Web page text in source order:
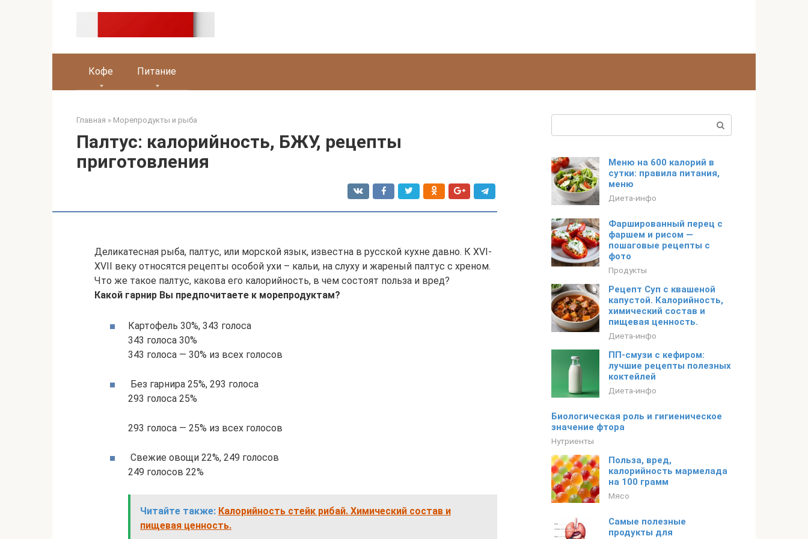
Кофе Питание
Главная » Морепродукты и рыба
Палтус: калорийность, БЖУ, рецепты
приготовления
Деликатесная рыба, палтус, или морской язык, известна в русской кухне давно. К XVI-
XVII веку относятся рецепты особой ухи – кальи, на слуху и жареный палтус с хреном.
Что же такое палтус, какова его калорийность, в чем состоят польза и вред?
Какой гарнир Вы предпочитаете к морепродуктам?
Картофель 30%, 343 голоса
343 голоса 30%
343 голоса — 30% из всех голосов
Без гарнира 25%, 293 голоса
293 голоса 25%
293 голоса — 25% из всех голосов
Свежие овощи 22%, 249 голосов
249 голосов 22%
Читайте также: Калорийность стейк рибай. Химический состав и
пищевая ценность.
Меню на 600 калорий в
сутки: правила питания,
меню
Диета-инфо
Фаршированный перец с
фаршем и рисом —
пошаговые рецепты с
фото
Продукты
Рецепт Суп с квашеной
капустой. Калорийность,
химический состав и
пищевая ценность.
Диета-инфо
ПП-смузи с кефиром:
лучшие рецепты полезных
коктейлей
Диета-инфо
Биологическая роль и гигиеническое
значение фтора
Нутриенты
Польза, вред,
калорийность мармелада
на 100 грамм
Мясо
Самые полезные
продукты для